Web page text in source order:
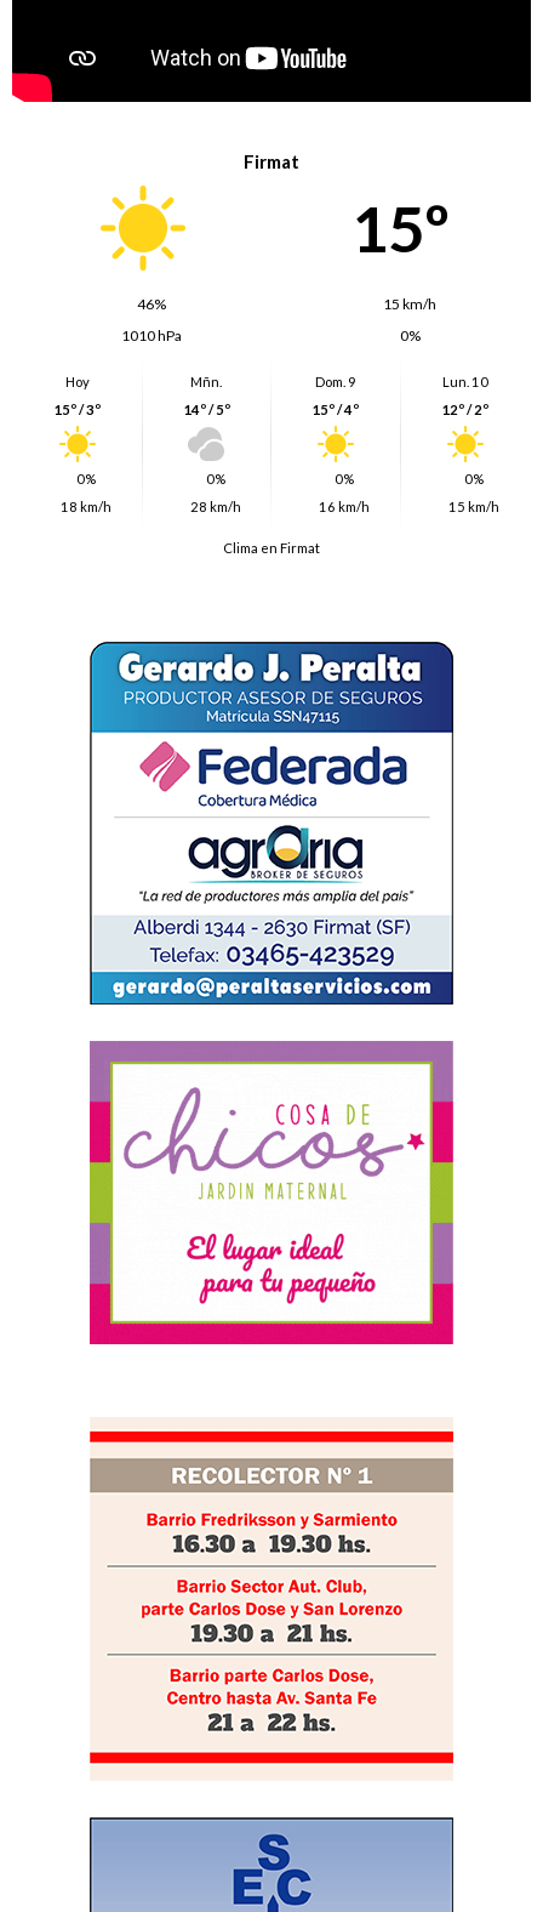
Firmat
15º
46%
15 km/h
1010 hPa
0%
Hoy
15º / 3º
0%
18 km/h
Mñn.
14º / 5º
0%
28 km/h
Dom. 9
15º / 4º
0%
16 km/h
Lun. 10
12º / 2º
0%
15 km/h
Clima en Firmat